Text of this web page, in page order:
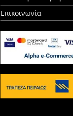
Επικοινωνία